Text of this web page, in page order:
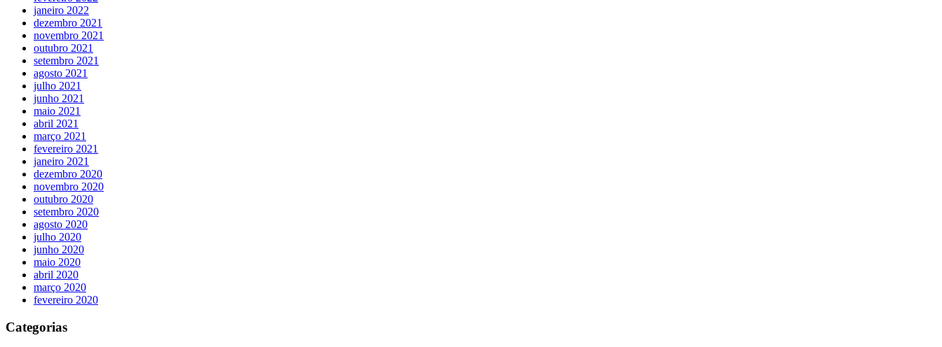
janeiro 2022
dezembro 2021
novembro 2021
outubro 2021
setembro 2021
agosto 2021
julho 2021
junho 2021
maio 2021
abril 2021
março 2021
fevereiro 2021
janeiro 2021
dezembro 2020
novembro 2020
outubro 2020
setembro 2020
agosto 2020
julho 2020
junho 2020
maio 2020
abril 2020
março 2020
fevereiro 2020
Categorias